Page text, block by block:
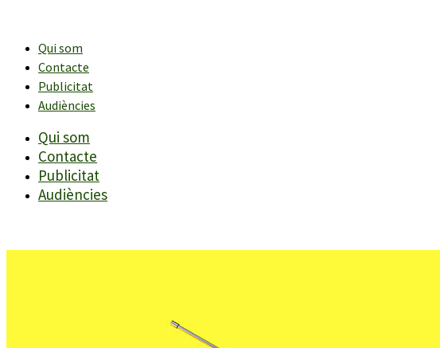
contingutQui som
Contacte
Publicitat
Audiències
Qui som
Contacte
Publicitat
Audiències